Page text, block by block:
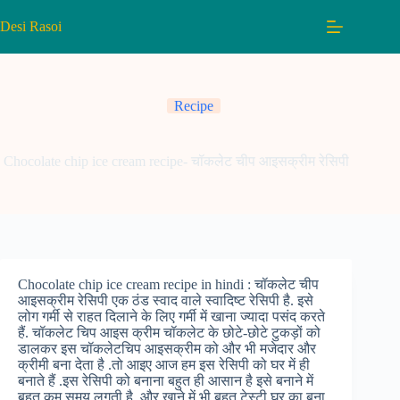
to
Desi Rasoi
Recipe
Chocolate chip ice cream recipe- चॉकलेट चीप आइसक्रीम रेसिपी
Chocolate chip ice cream recipe in hindi : चॉकलेट चीप
आइसक्रीम रेसिपी एक ठंड स्वाद वाले स्वादिष्ट रेसिपी है. इसे
लोग गर्मी से राहत दिलाने के लिए गर्मी में खाना ज्यादा पसंद करते
हैं. चॉकलेट चिप आइस क्रीम चॉकलेट के छोटे-छोटे टुकड़ों को
डालकर इस चॉकलेटचिप आइसक्रीम को और भी मजेदार और
क्रीमी बना देता है .तो आइए आज हम इस रेसिपी को घर में ही
बनाते हैं .इस रेसिपी को बनाना बहुत ही आसान है इसे बनाने में
बहुत कम समय लगती है ,और खाने में भी बहुत टेस्टी घर का बना